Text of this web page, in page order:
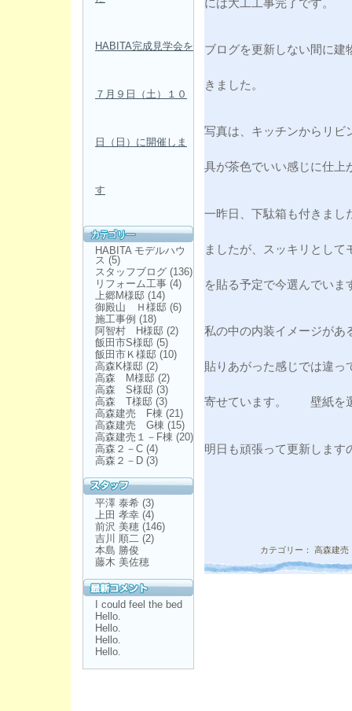
HABITA完成見学会を
７月９日（土）１０
日（日）に開催しま
す
HABITA モデルハウ
ス (5)
スタッフブログ (136)
リフォーム工事 (4)
上郷M様邸 (14)
御殿山 Ｈ様邸 (6)
施工事例 (18)
阿智村 H様邸 (2)
飯田市S様邸 (5)
飯田市Ｋ様邸 (10)
高森K様邸 (2)
高森 M様邸 (2)
高森 S様邸 (3)
高森 T様邸 (3)
高森建売 F棟 (21)
高森建売 G棟 (15)
高森建売１－F棟 (20)
高森２－C (4)
高森２－D (3)
平澤 泰希 (3)
上田 孝幸 (4)
前沢 美穂 (146)
吉川 順二 (2)
本島 勝俊
藤木 美佐穂
I could feel the bed
Hello.
Hello.
Hello.
Hello.
には大工工事完了です。
ブログを更新しない間に建
きました。
写真は、キッチンからリビ
具が茶色でいい感じに仕上
一昨日、下駄箱も付きまし
ましたが、スッキリとし
を貼る予定で今選んでいま
私の中の内装イメージがあ
貼りあがった感じでは違っ
寄せています。 壁紙を
明日も頑張って更新しま
カテゴリー： 高森建